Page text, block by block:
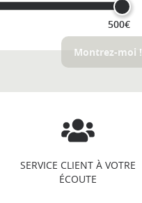
500€
Montrez-moi !
SERVICE CLIENT À VOTRE
ÉCOUTE